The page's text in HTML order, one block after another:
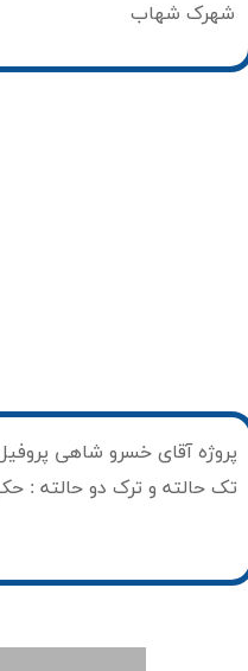
شهرک شهاب
پروژه آقای خسرو شاهی
تک حالته و ترک دو حالته :